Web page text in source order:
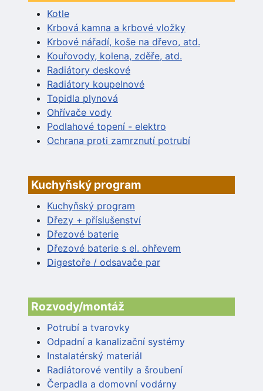
Kotle
Krbová kamna a krbové vložky
Krbové nářadí, koše na dřevo, atd.
Kouřovody, kolena, zděře, atd.
Radiátory deskové
Radiátory koupelnové
Topidla plynová
Ohřívače vody
Podlahové topení - elektro
Ochrana proti zamrznutí potrubí
Kuchyňský program
Kuchyňský program
Dřezy + příslušenství
Dřezové baterie
Dřezové baterie s el. ohřevem
Digestoře / odsavače par
Rozvody/montáž
Potrubí a tvarovky
Odpadní a kanalizační systémy
Instalatérský materiál
Radiátorové ventily a šroubení
Čerpadla a domovní vodárny